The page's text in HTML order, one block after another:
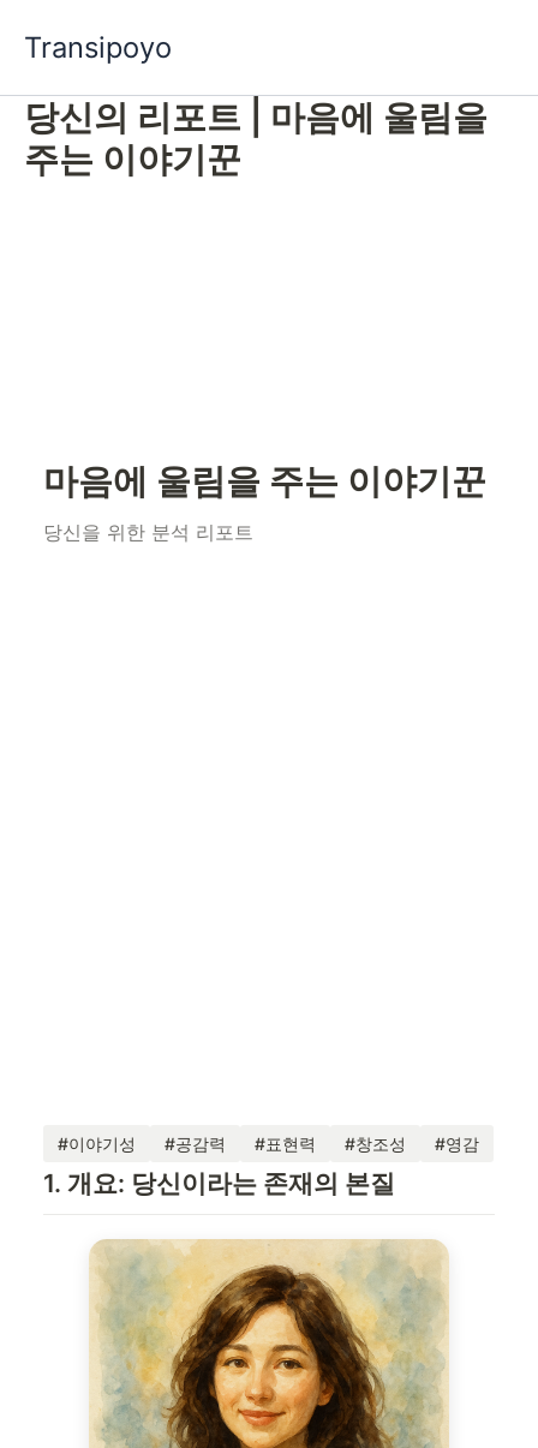
Transipoyo
당신의 리포트 | 마음에 울림을
주는 이야기꾼
마음에 울림을 주는 이야기꾼
당신을 위한 분석 리포트
#이야기성 #공감력 #표현력 #창조성 #영감
1. 개요: 당신이라는 존재의 본질